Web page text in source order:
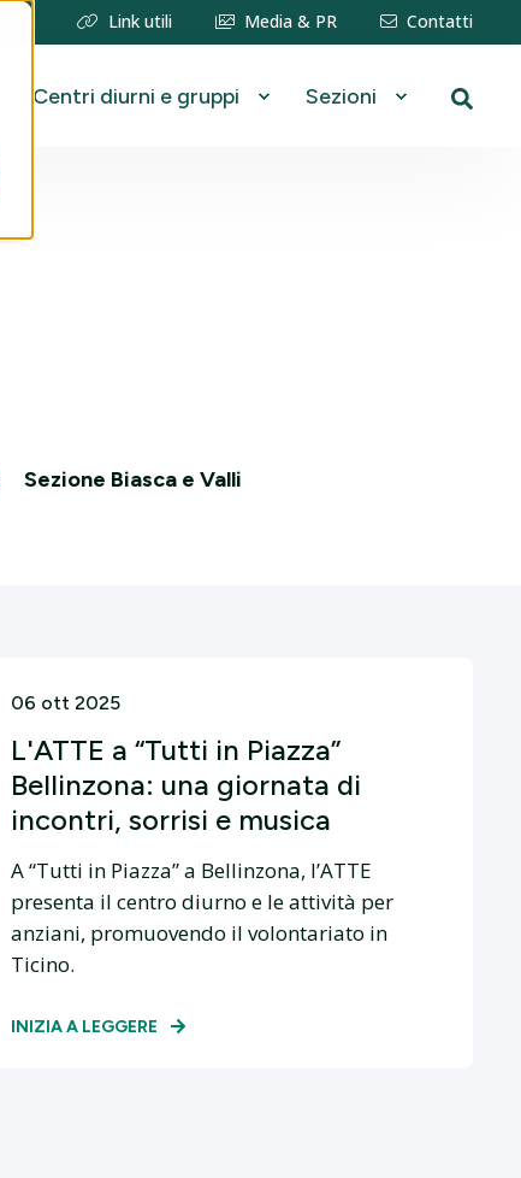
Link utili Media & PR Contatti
Centri diurni e gruppi Sezioni
Sezione Biasca e Valli
06 ott 2025
L'ATTE a “Tutti in Piazza”
Bellinzona: una giornata di
incontri, sorrisi e musica
A “Tutti in Piazza” a Bellinzona, l’ATTE
presenta il centro diurno e le attività per
anziani, promuovendo il volontariato in
Ticino.
INIZIA A LEGGERE